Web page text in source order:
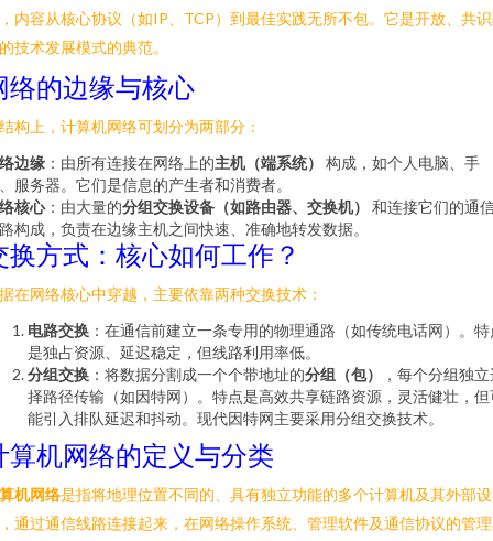
内容从核心协议（如IP、TCP）到最佳实践无所不包。它是开放、共
技术发展模式的典范。
络的边缘与核心
构上，计算机网络可划分为两部分：
边缘 ：由所有连接在网络上的主机（端系统）
构成，如个人电脑、手
服务器。它们是信息的产生者和消费者。
核心：由大量的分组交换设备（如路由器、交换机）
和连接它们的通
构成，负责在边缘主机之间快速、准确地转发数据。
换方式：核心如何工作？
在网络核心中穿越，主要依靠两种交换技术：
电路交换 ：在通信前建立一条专用的物理通路（如传统电话网）。特
是独占资源、延迟稳定，但线路利用率低。
分组交换 ：将数据分割成一个个带地址的分组（包）
，每个分组独
择路径传输（如因特网）。特点是高效共享链路资源，灵活健壮，但
能引入排队延迟和抖动。现代因特网主要采用分组交换技术。
算机网络的定义与分类
机网络是指将地理位置不同的、具有独立功能的多个计算机及其外部设
通过通信线路连接起来，在网络操作系统、管理软件及通信协议的管